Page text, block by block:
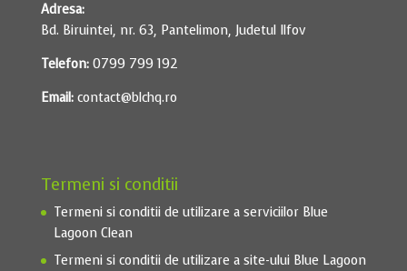
Adresa:
Bd. Biruintei, nr. 63, Pantelimon, Judetul Ilfov
Telefon:0799 799 192
Email: contact@blchq.ro
Termeni si conditii
Termeni si conditii de utilizare a serviciilor Blue
Lagoon Clean
Termeni si conditii de utilizare a site-ului Blue Lagoon